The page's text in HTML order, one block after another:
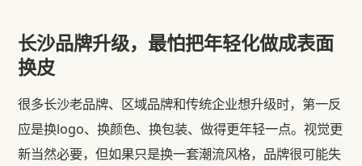
长沙品牌升级，最怕把年轻化做成表面
换皮
很多长沙老品牌、区域品牌和传统企业想升级时，第一反
应是换logo、换颜色、换包装、做得更年轻一点。视觉更
新当然必要，但如果只是换一套潮流风格，品牌很可能失